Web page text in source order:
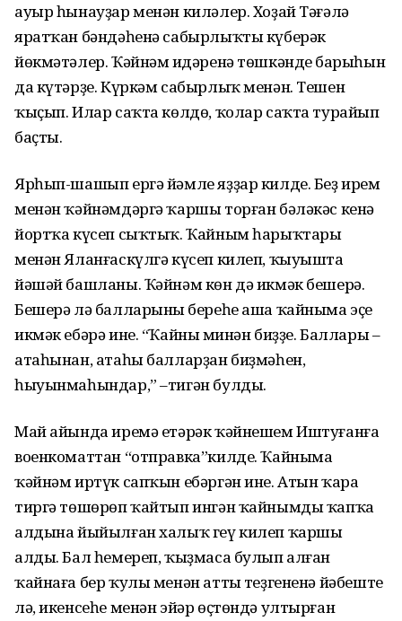
ауыр һынауҙар менән киләлер. Хоҙай Тәғәлә
яратҡан бәндәһенә сабырлыҡты күберәк
йөкмәтәлер. Ҡәйнәм иңдәренә төшкәндең барыһын
да күтәрҙе. Күркәм сабырлыҡ менән. Тешен
ҡыҫып. Илар саҡта көлдө, ҡолар саҡта турайып
баҫты.
Ярһып-шашып ергә йәмле яҙҙар килде. Беҙ ирем
менән ҡәйнәмдәргә ҡаршы торған бәләкәс кенә
йортҡа күсеп сыҡтыҡ. Ҡайным һарыҡтары
менән Яланғаскүлгә күсеп килеп, ҡыуышта
йәшәй башланы. Ҡәйнәм көн дә икмәк бешерә.
Бешерә лә балларының береһе аша ҡайныма эҫе
икмәк ебәрә ине. “Ҡайның минән биҙҙе. Баллары –
атаһынан, атаһы балларҙан биҙмәһен,
һыуынмаһындар,” –тигән булды.
Май айында иремә етәрәк ҡәйнешем Иштуғанға
военкоматтан “отправка”килде. Ҡайныма
ҡәйнәм иртүк сапҡын ебәргән ине. Атын ҡара
тиргә төшөрөп ҡайтып ингән ҡайнымды ҡапҡа
алдына йыйылған халыҡ геү килеп ҡаршы
алды. Бал һемереп, ҡыҙмаса булып алған
ҡайнаға бер ҡулы менән аттың теҙгененә йәбеште
лә, икенсеһе менән эйәр өҫтөндә ултырған